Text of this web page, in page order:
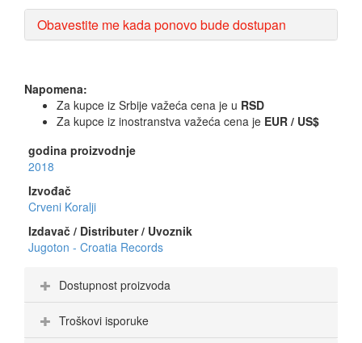
Obavestite me kada ponovo bude dostupan
Napomena:
Za kupce iz Srbije važeća cena je u RSD
Za kupce iz inostranstva važeća cena je EUR / US$
godina proizvodnje
2018
Izvođač
Crveni Koralji
Izdavač / Distributer / Uvoznik
Jugoton - Croatia Records
Dostupnost proizvoda
Troškovi isporuke